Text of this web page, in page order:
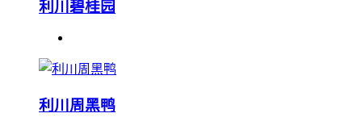
利川碧桂园
利川周黑鸭